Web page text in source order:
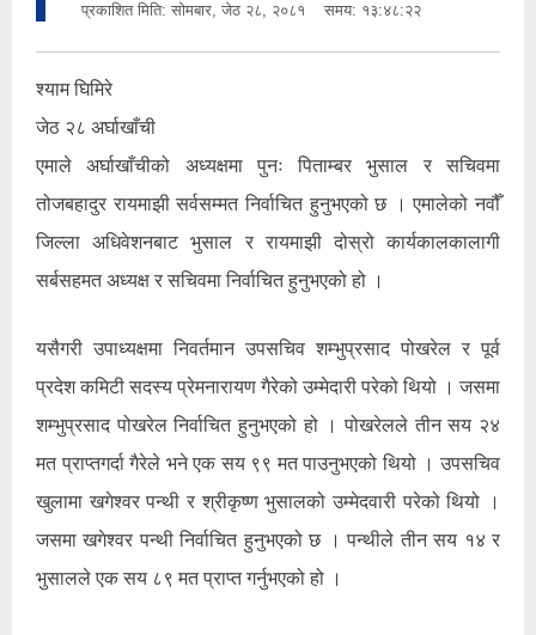
प्रकाशित मिति: सोमबार, जेठ २८, २०८१ समय: १३:४८:२२
श्याम घिमिरे
जेठ २८ अर्घाखाँची
एमाले अर्घाखाँचीको अध्यक्षमा पुनः पिताम्बर भुसाल र सचिवमा
तोजबहादुर रायमाझी सर्वसम्मत निर्वाचित हुनुभएको छ । एमालेको नवौँ
जिल्ला अधिवेशनबाट भुसाल र रायमाझी दोस्रो कार्यकालकालागी
सर्बसहमत अध्यक्ष र सचिवमा निर्वाचित हुनुभएको हो ।
यसैगरी उपाध्यक्षमा निवर्तमान उपसचिव शम्भुप्रसाद पोखरेल र पूर्व
प्रदेश कमिटी सदस्य प्रेमनारायण गैरेको उम्मेदारी परेको थियो । जसमा
शम्भुप्रसाद पोखरेल निर्वाचित हुनुभएको हो । पोखरेलले तीन सय २४
मत प्राप्तगर्दा गैरेले भने एक सय ९९ मत पाउनुभएको थियो । उपसचिव
खुलामा खगेश्वर पन्थी र श्रीकृष्ण भुसालको उम्मेदवारी परेको थियो ।
जसमा खगेश्वर पन्थी निर्वाचित हुनुभएको छ । पन्थीले तीन सय १४ र
भुसालले एक सय ८९ मत प्राप्त गर्नुभएको हो ।